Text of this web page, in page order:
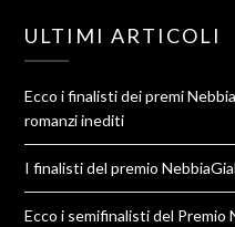
ULTIMI ARTICOLI
Ecco i finalisti dei premi
romanzi inediti
I finalisti del premio
Ecco i semifinalisti del Premio